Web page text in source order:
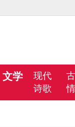
文学 现代
诗歌